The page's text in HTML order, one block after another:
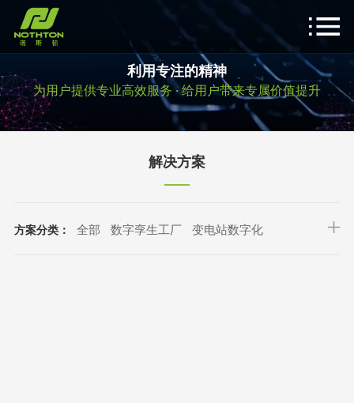
利用专注的精神
为用户提供专业高效服务 · 给用户带来专属价值提升
解决方案
方案分类： 全部 数字孪生工厂 变电站数字化